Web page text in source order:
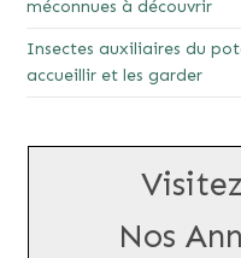
méconnues à découvrir
Insectes auxiliaires du
accueillir et les garder
Nos